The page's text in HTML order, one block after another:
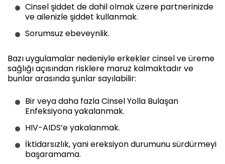
Cinsel şiddet de dahil olmak üzere partnerinizde
ve ailenizle şiddet kullanmak.
Sorumsuz ebeveynlik.
Bazı uygulamalar nedeniyle erkekler cinsel ve üreme
sağlığı açısından risklere maruz kalmaktadır ve
bunlar arasında şunlar sayılabilir:
Bir veya daha fazla Cinsel Yolla Bulaşan
Enfeksiyona yakalanmak.
HIV-AIDS’e yakalanmak.
İktidarsızlık, yani ereksiyon durumunu sürdürmeyi
başaramama.